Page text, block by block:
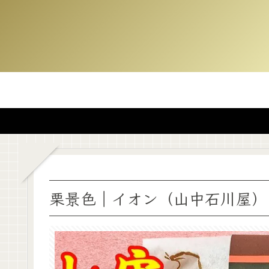
栗景色｜イオン（山中石川屋）